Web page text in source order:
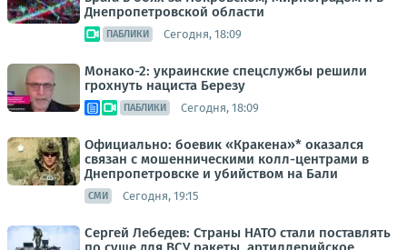
Днепропетровской области
ПАБЛИКИ Сегодня, 18:09
Монако-2: украинские спецслужбы решили
грохнуть нациста Березу
ПАБЛИКИ Сегодня, 18:09
Официально: боевик «Кракена»* оказался
связан с мошенническими колл-центрами в
Днепропетровске и убийством на Бали
СМИ Сегодня, 19:15
Сергей Лебедев: Страны НАТО стали поставлять